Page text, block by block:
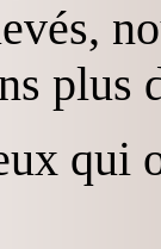
plus
qui